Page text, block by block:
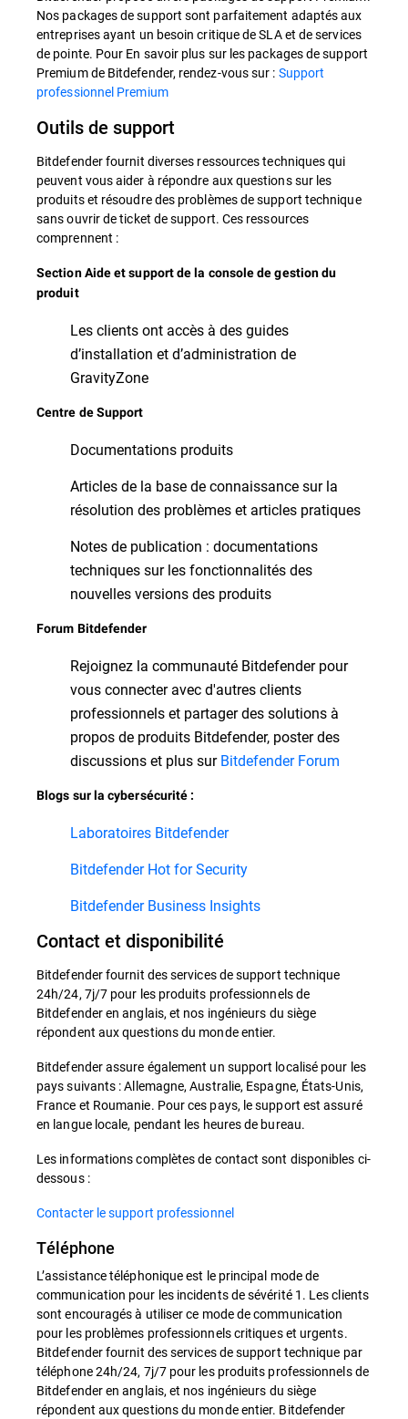
Nos packages de support sont parfaitement adaptés aux
entreprises ayant un besoin critique de SLA et de services
de pointe. Pour En savoir plus sur les packages de support
Premium de Bitdefender, rendez-vous sur : Support
professionnel Premium
Outils de support
Bitdefender fournit diverses ressources techniques qui
peuvent vous aider à répondre aux questions sur les
produits et résoudre des problèmes de support technique
sans ouvrir de ticket de support. Ces ressources
comprennent :
Section Aide et support de la console de gestion du
produit
Les clients ont accès à des guides
d’installation et d’administration de
GravityZone
Centre de Support
Documentations produits
Articles de la base de connaissance sur la
résolution des problèmes et articles pratiques
Notes de publication : documentations
techniques sur les fonctionnalités des
nouvelles versions des produits
Forum Bitdefender
Rejoignez la communauté Bitdefender pour
vous connecter avec d'autres clients
professionnels et partager des solutions à
propos de produits Bitdefender, poster des
discussions et plus surBitdefender Forum
Blogs sur la cybersécurité :
Laboratoires Bitdefender
Bitdefender Hot for Security
Bitdefender Business Insights
Contact et disponibilité
Bitdefender fournit des services de support technique
24h/24, 7j/7 pour les produits professionnels de
Bitdefender en anglais, et nos ingénieurs du siège
répondent aux questions du monde entier.
Bitdefender assure également un support localisé pour les
pays suivants : Allemagne, Australie, Espagne, États-Unis,
France et Roumanie. Pour ces pays, le support est assuré
en langue locale, pendant les heures de bureau.
Les informations complètes de contact sont disponibles ci-
dessous :
Contacter le support professionnel
Téléphone
L’assistance téléphonique est le principal mode de
communication pour les incidents de sévérité 1. Les clients
sont encouragés à utiliser ce mode de communication
pour les problèmes professionnels critiques et urgents.
Bitdefender fournit des services de support technique par
téléphone 24h/24, 7j/7 pour les produits professionnels de
Bitdefender en anglais, et nos ingénieurs du siège
répondent aux questions du monde entier. Bitdefender